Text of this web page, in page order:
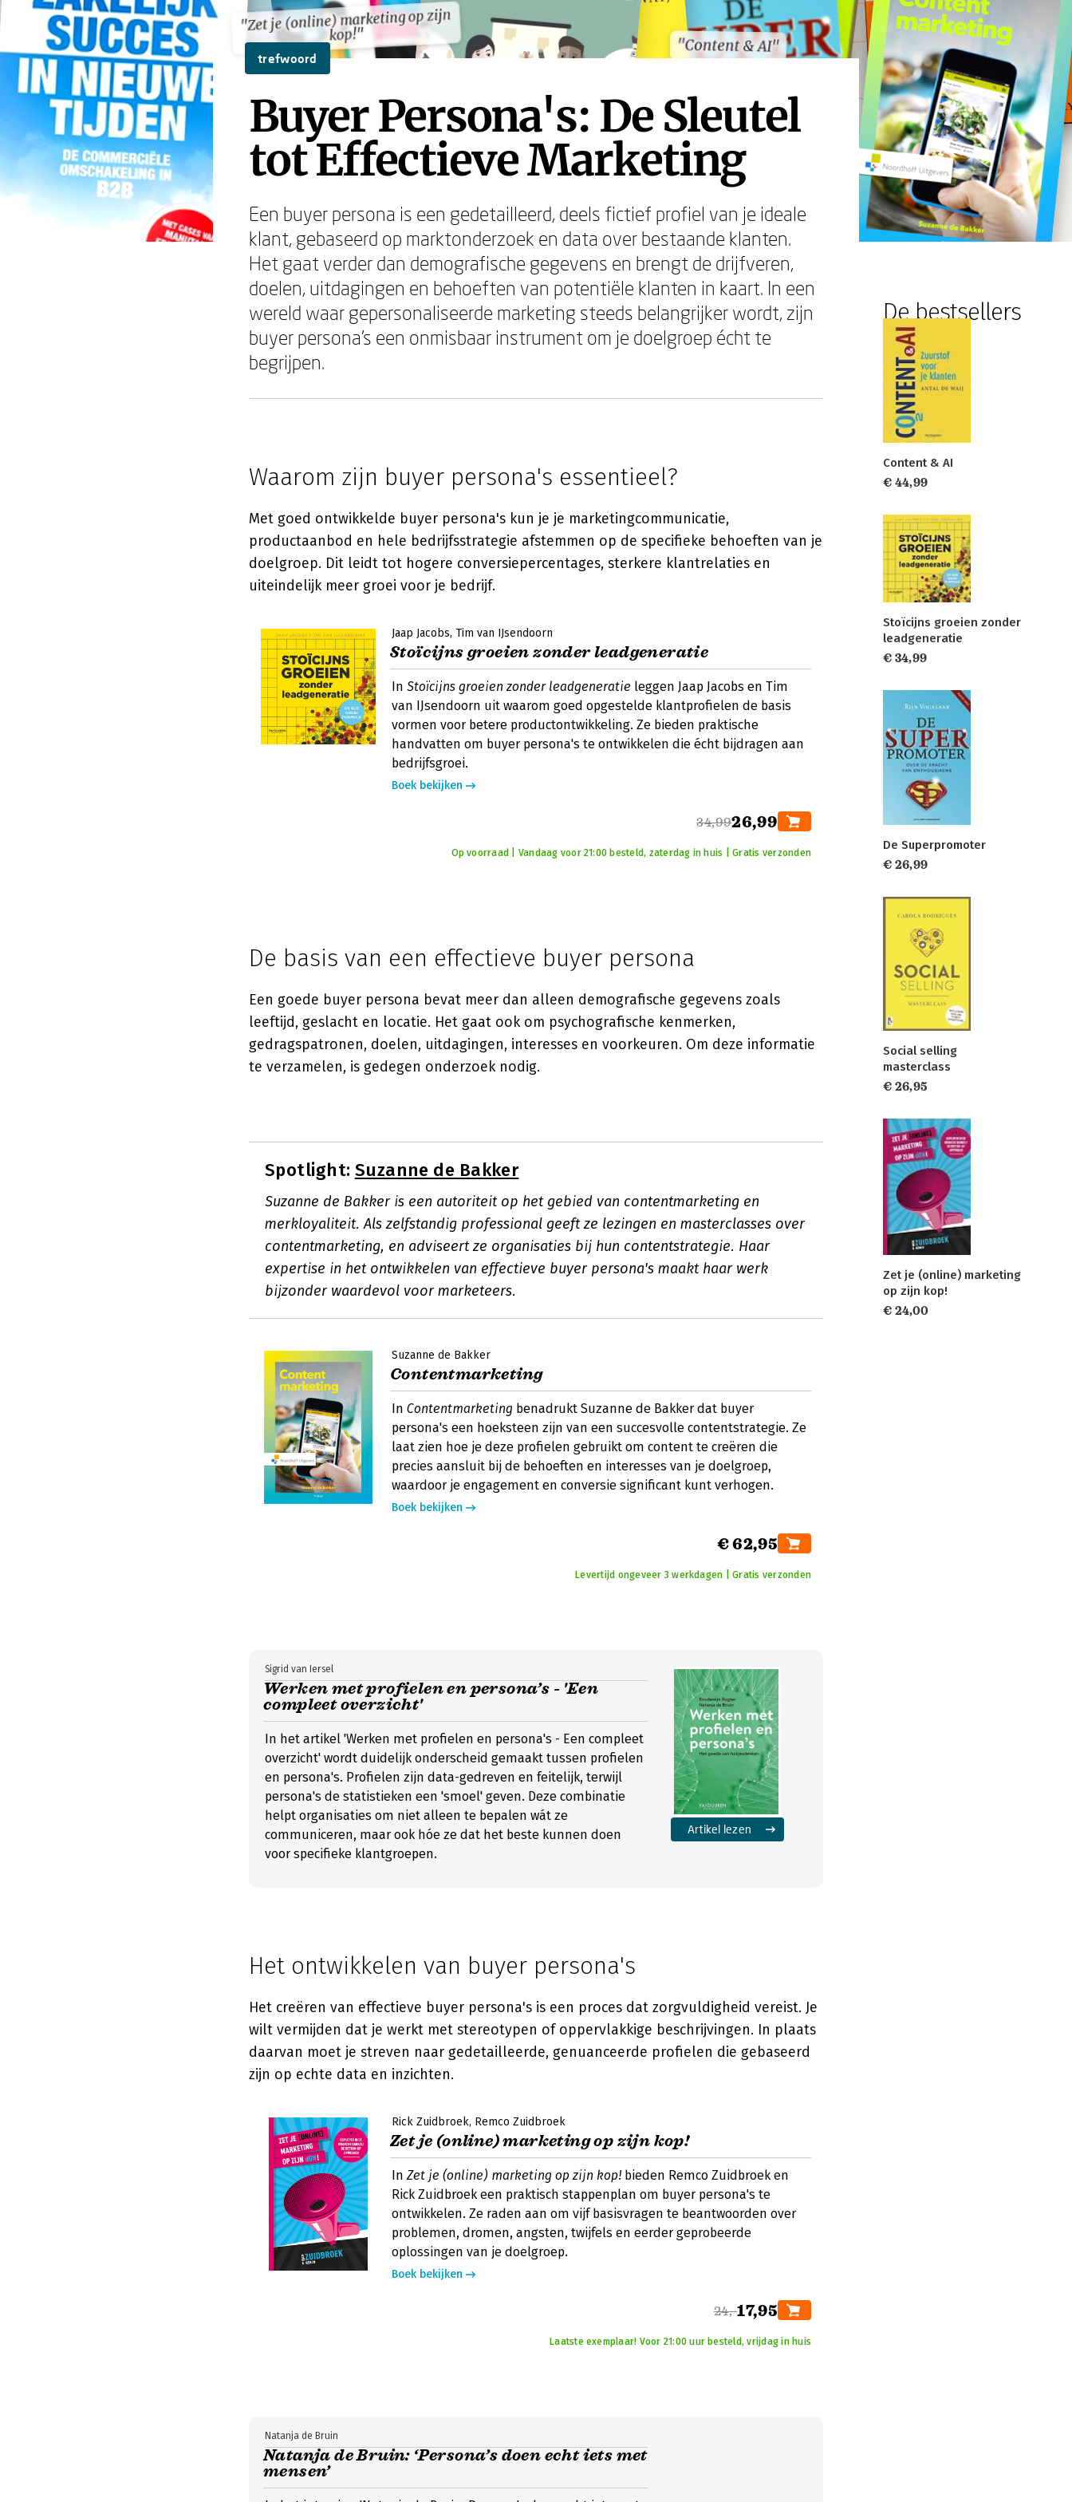
"Zet je (online) marketing op zijn
kop!"
"Content & AI"
"Zet je (online) marketing op zijn
kop!"
"Content & AI"
trefwoord
Buyer Persona's: De Sleutel
tot Effectieve Marketing
Een buyer persona is een gedetailleerd, deels fictief profiel van je ideale
klant, gebaseerd op marktonderzoek en data over bestaande klanten.
Het gaat verder dan demografische gegevens en brengt de drijfveren,
doelen, uitdagingen en behoeften van potentiële klanten in kaart. In een
wereld waar gepersonaliseerde marketing steeds belangrijker wordt, zijn
buyer persona's een onmisbaar instrument om je doelgroep écht te
begrijpen.
Waarom zijn buyer persona's essentieel?
Met goed ontwikkelde buyer persona's kun je je marketingcommunicatie,
productaanbod en hele bedrijfsstrategie afstemmen op de specifieke behoeften van je
doelgroep. Dit leidt tot hogere conversiepercentages, sterkere klantrelaties en
uiteindelijk meer groei voor je bedrijf.
Jaap Jacobs Tim van IJsendoorn
Stoïcijns groeien zonder leadgeneratie
In Stoïcijns groeien zonder leadgeneratie leggen Jaap Jacobs en Tim
van IJsendoorn uit waarom goed opgestelde klantprofielen de basis
vormen voor betere productontwikkeling. Ze bieden praktische
handvatten om buyer persona's te ontwikkelen die écht bijdragen aan
bedrijfsgroei.
Boek bekijken
34,9926,99
Op voorraad | Vandaag voor 21:00 besteld, zaterdag in huis | Gratis verzonden
De basis van een effectieve buyer persona
Een goede buyer persona bevat meer dan alleen demografische gegevens zoals
leeftijd, geslacht en locatie. Het gaat ook om psychografische kenmerken,
gedragspatronen, doelen, uitdagingen, interesses en voorkeuren. Om deze informatie
te verzamelen, is gedegen onderzoek nodig.
Spotlight: Suzanne de Bakker
Suzanne de Bakker is een autoriteit op het gebied van contentmarketing en
merkloyaliteit. Als zelfstandig professional geeft ze lezingen en masterclasses over
contentmarketing, en adviseert ze organisaties bij hun contentstrategie. Haar
expertise in het ontwikkelen van effectieve buyer persona's maakt haar werk
bijzonder waardevol voor marketeers.
Suzanne de Bakker
Contentmarketing
In Contentmarketing benadrukt Suzanne de Bakker dat buyer
persona's een hoeksteen zijn van een succesvolle contentstrategie. Ze
laat zien hoe je deze profielen gebruikt om content te creëren die
precies aansluit bij de behoeften en interesses van je doelgroep,
waardoor je engagement en conversie significant kunt verhogen.
Boek bekijken
€ 62,95
Levertijd ongeveer 3 werkdagen | Gratis verzonden
Werken met profielen en persona’s - 'Een
compleet overzicht'
Sigrid van Iersel
In het artikel 'Werken met profielen en persona's - Een compleet
overzicht' wordt duidelijk onderscheid gemaakt tussen profielen
en persona's. Profielen zijn data-gedreven en feitelijk, terwijl
persona's de statistieken een 'smoel' geven. Deze combinatie
helpt organisaties om niet alleen te bepalen wát ze
communiceren, maar ook hóe ze dat het beste kunnen doen
voor specifieke klantgroepen.
Artikel lezen
Het ontwikkelen van buyer persona's
Het creëren van effectieve buyer persona's is een proces dat zorgvuldigheid vereist. Je
wilt vermijden dat je werkt met stereotypen of oppervlakkige beschrijvingen. In plaats
daarvan moet je streven naar gedetailleerde, genuanceerde profielen die gebaseerd
zijn op echte data en inzichten.
Rick Zuidbroek Remco Zuidbroek
Zet je (online) marketing op zijn kop!
In Zet je (online) marketing op zijn kop! bieden Remco Zuidbroek en
Rick Zuidbroek een praktisch stappenplan om buyer persona's te
ontwikkelen. Ze raden aan om vijf basisvragen te beantwoorden over
problemen, dromen, angsten, twijfels en eerder geprobeerde
oplossingen van je doelgroep.
Boek bekijken
24,-17,95
Laatste exemplaar! Voor 21:00 uur besteld, vrijdag in huis
Natanja de Bruin: ‘Persona’s doen echt iets met
mensen’
Natanja de Bruin
De bestsellers
Content & AI
€ 44,99
Stoïcijns groeien zonder
leadgeneratie
€ 34,99
De Superpromoter
€ 26,99
Social selling
masterclass
€ 26,95
Zet je (online) marketing
op zijn kop!
€ 24,00